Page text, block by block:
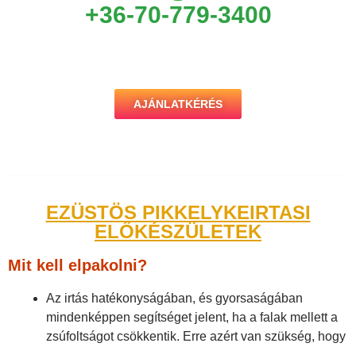
+36-70-779-3400
AJÁNLATKÉRÉS
EZÜSTÖS PIKKELYKEIRTASI
ELŐKÉSZÜLETEK
Mit kell elpakolni?
Az irtás hatékonyságában, és gyorsaságában
mindenképpen segítséget jelent, ha a falak mellett a
zsúfoltságot csökkentik. Erre azért van szükség, hogy